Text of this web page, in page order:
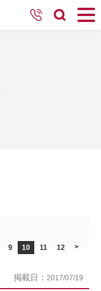
9 10 11 12 >
掲載日： 2017/07/19